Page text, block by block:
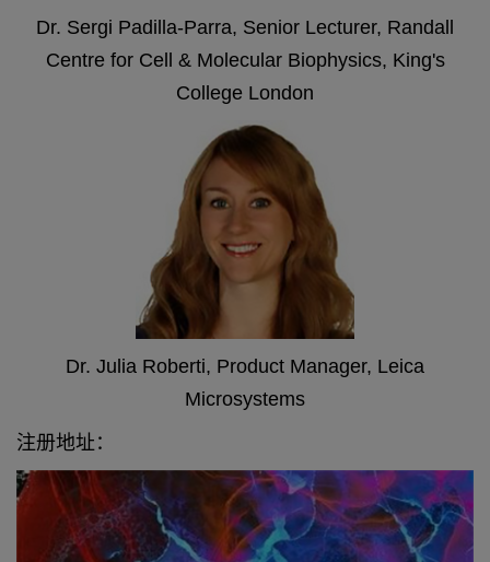
Dr. Sergi Padilla-Parra, Senior Lecturer, Randall
Centre for Cell & Molecular Biophysics, King's
College London
Dr. Julia Roberti, Product Manager, Leica
Microsystems
注册地址：